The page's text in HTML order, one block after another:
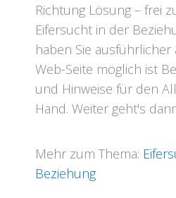
Richtung Lösung – frei
Eifersucht in der
haben Sie ausführlicher
Web-Seite möglich ist
und Hinweise für den
Hand. Weiter geht's
Mehr zum Thema:
Beziehung